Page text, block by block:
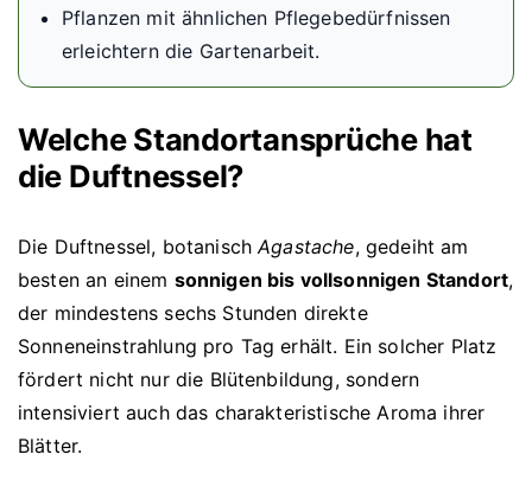
Pflanzen mit ähnlichen Pflegebedürfnissen
erleichtern die Gartenarbeit.
Welche Standortansprüche hat
die Duftnessel?
Die Duftnessel, botanischAgastache, gedeiht am
besten an einem sonnigen bis vollsonnigen Standort,
der mindestens sechs Stunden direkte
Sonneneinstrahlung pro Tag erhält. Ein solcher Platz
fördert nicht nur die Blütenbildung, sondern
intensiviert auch das charakteristische Aroma ihrer
Blätter.